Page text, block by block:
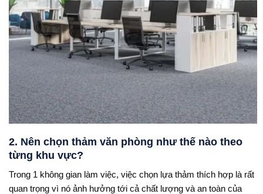
2. Nên chọn thảm văn phòng như thế nào theo
từng khu vực?
Trong 1 không gian làm việc, việc chọn lựa thảm thích hợp là rất
quan trọng vì nó ảnh hưởng tới cả chất lượng và an toàn của